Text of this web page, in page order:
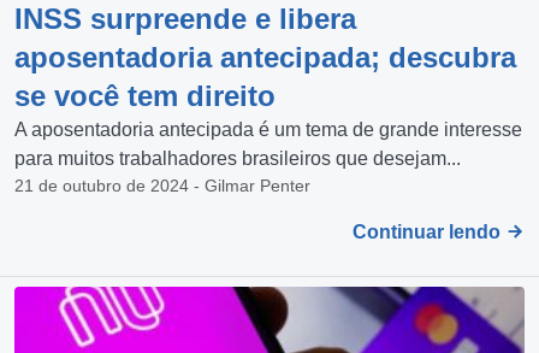
INSS surpreende e libera
aposentadoria antecipada; descubra
se você tem direito
A aposentadoria antecipada é um tema de grande interesse
para muitos trabalhadores brasileiros que desejam...
21 de outubro de 2024 - Gilmar Penter
Continuar lendo